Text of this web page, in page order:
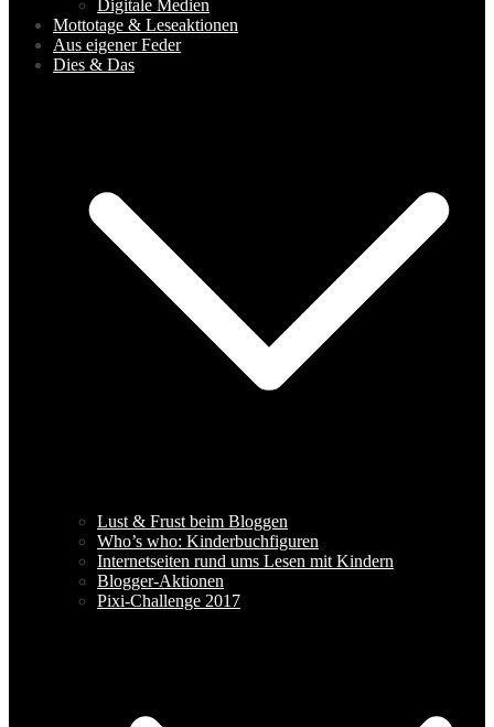
Digitale Medien
Mottotage & Leseaktionen
Aus eigener Feder
Dies & Das
Lust & Frust beim Bloggen
Who’s who: Kinderbuchfiguren
Internetseiten rund ums Lesen mit Kindern
Blogger-Aktionen
Pixi-Challenge 2017